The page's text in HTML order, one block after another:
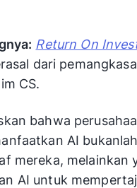
Return On
dari
CS.
bahwa
AI
mereka, melainkan
AI untuk